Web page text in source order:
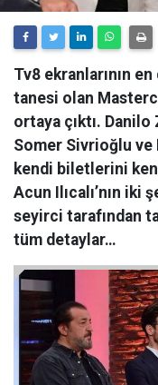
Tv8 ekranlarının
tanesi olan
ortaya çıktı. Danilo
Somer Sivrioğlu ve
kendi biletlerini
Acun Ilıcalı’nın
seyirci tarafından
tüm detaylar…